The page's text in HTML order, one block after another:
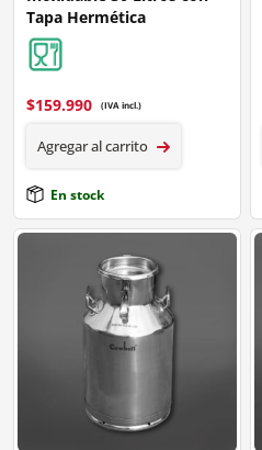
Tapa Hermética
$159.990 (IVA incl.)
Agregar al carrito
En stock